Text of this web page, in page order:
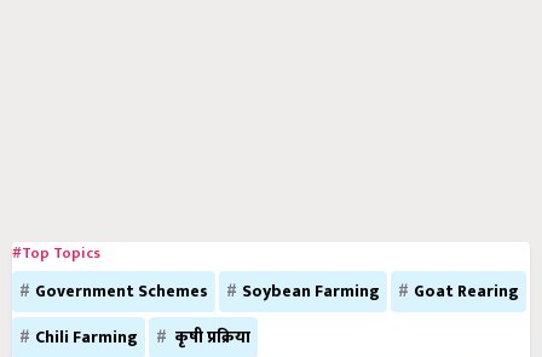
#Top Topics
Government Schemes Soybean Farming
Goat Rearing
Chili Farming
कृषी प्रक्रिया